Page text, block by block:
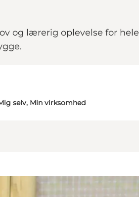
og lærerig oplevelse for
selv, Min virksomhed